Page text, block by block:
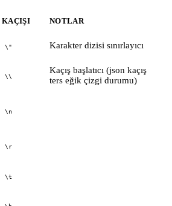
KAÇIŞI NOTLAR
\" Karakter dizisi sınırlayıcı
\\
Kaçış başlatıcı (json kaçış
ters eğik çizgi durumu)
\n
\r
\t